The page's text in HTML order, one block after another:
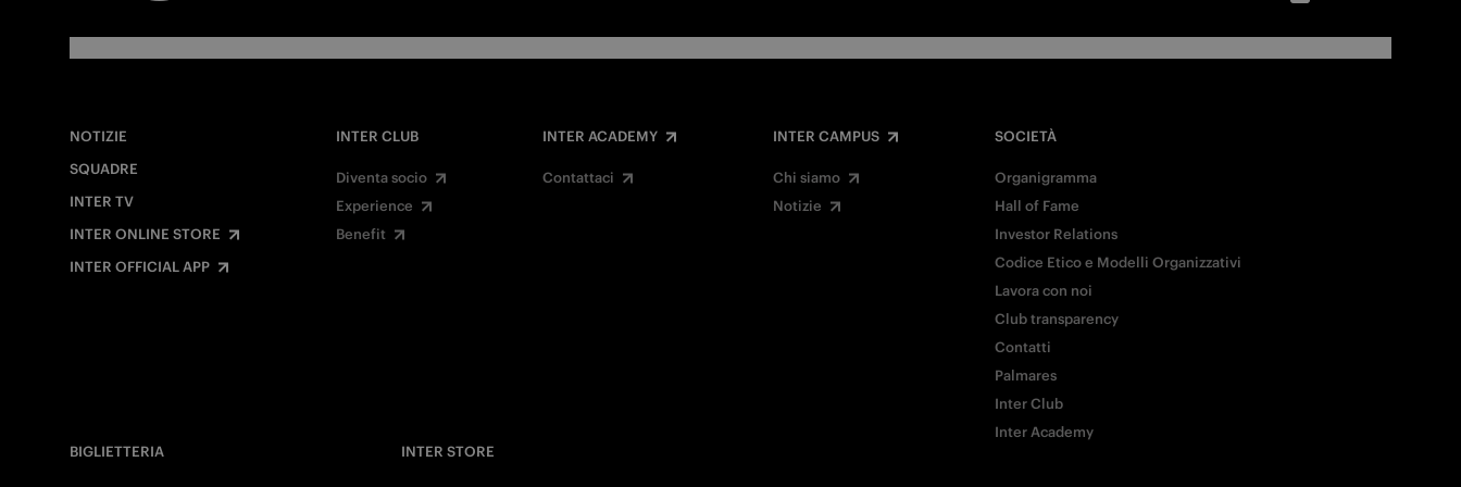
NOTIZIE
SQUADRE
INTER TV
INTER ONLINE STORE
INTER OFFICIAL APP
INTER CLUB
Diventa socio
Experience
Benefit
INTER ACADEMY
Contattaci
INTER CAMPUS
Chi siamo
Notizie
SOCIETÀ
Organigramma
Hall of Fame
Investor Relations
Codice Etico e Modelli Organizzativi
Lavora con noi
Club transparency
Contatti
Palmares
Inter Club
Inter Academy
BIGLIETTERIA
INTER STORE